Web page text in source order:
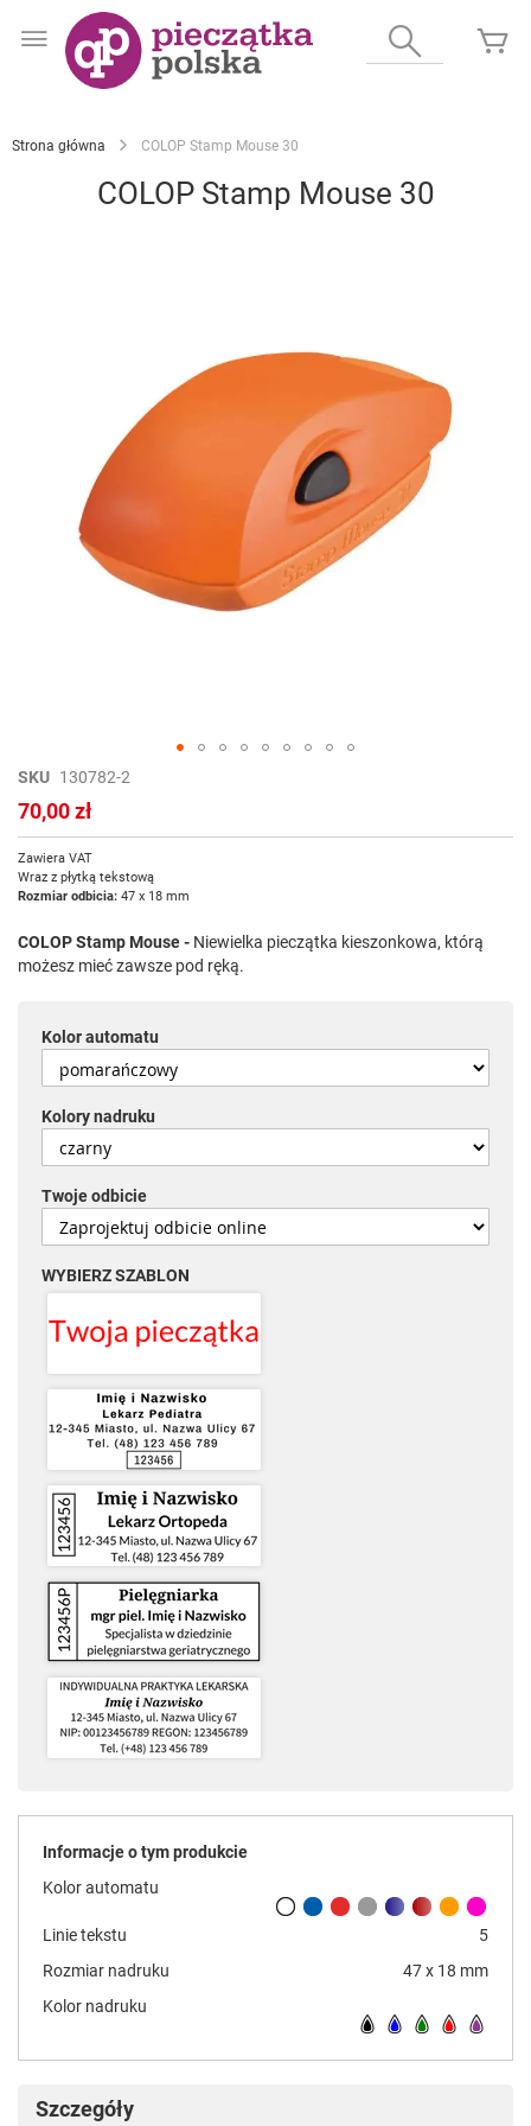
do
Wyszukaj
Strona główna COLOP Stamp Mouse 30
COLOP Stamp Mouse 30
Przejdź
na
początek
SKU 130782-2
70,00 zł
Zawiera VAT
Wraz z płytką tekstową
Rozmiar odbicia: 47 x 18 mm
COLOP Stamp Mouse - Niewielka pieczątka kieszonkowa, którą
możesz mieć zawsze pod ręką.
Kolor automatu
Kolory nadruku
Twoje odbicie
WYBIERZ SZABLON
Informacje o tym produkcie
Kolor automatu
Linie tekstu
5
Rozmiar nadruku
47 x 18 mm
Kolor nadruku
Szczegóły